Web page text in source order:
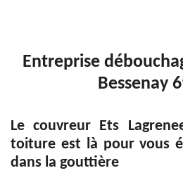
Entreprise
Bessenay
Le couvreur Ets
toiture est là pour vous
dans la gouttière